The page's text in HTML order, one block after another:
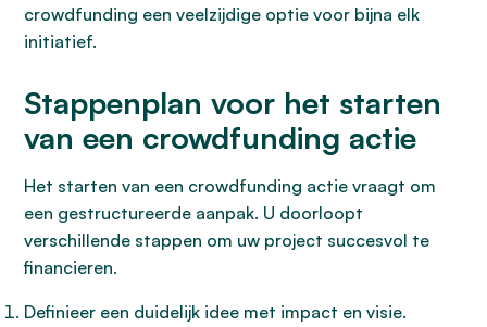
crowdfunding een veelzijdige optie voor bijna elk
initiatief.
Stappenplan voor het starten
van een crowdfunding actie
Het starten van een crowdfunding actie vraagt om
een gestructureerde aanpak. U doorloopt
verschillende stappen om uw project succesvol te
financieren.
Definieer een duidelijk idee met impact en visie.